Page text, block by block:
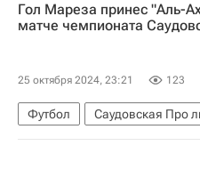
КХЛ 2025-2026
Гол Мареза принес "Аль-
матче чемпионата
25 октября 2024, 23:21 123
Футбол
Саудовская Про
Аль-Иттихад
Рияд Марез